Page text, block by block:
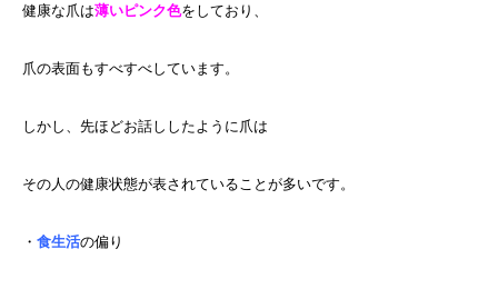
健康な爪は薄いピンク色をしており、
爪の表面もすべすべしています。
しかし、先ほどお話ししたように爪は
その人の健康状態が表されていることが多いです。
・ 食生活の偏り